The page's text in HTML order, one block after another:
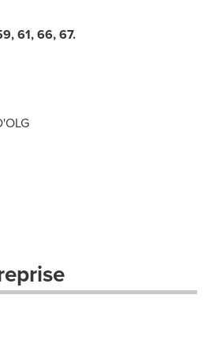
61, 66, 67.